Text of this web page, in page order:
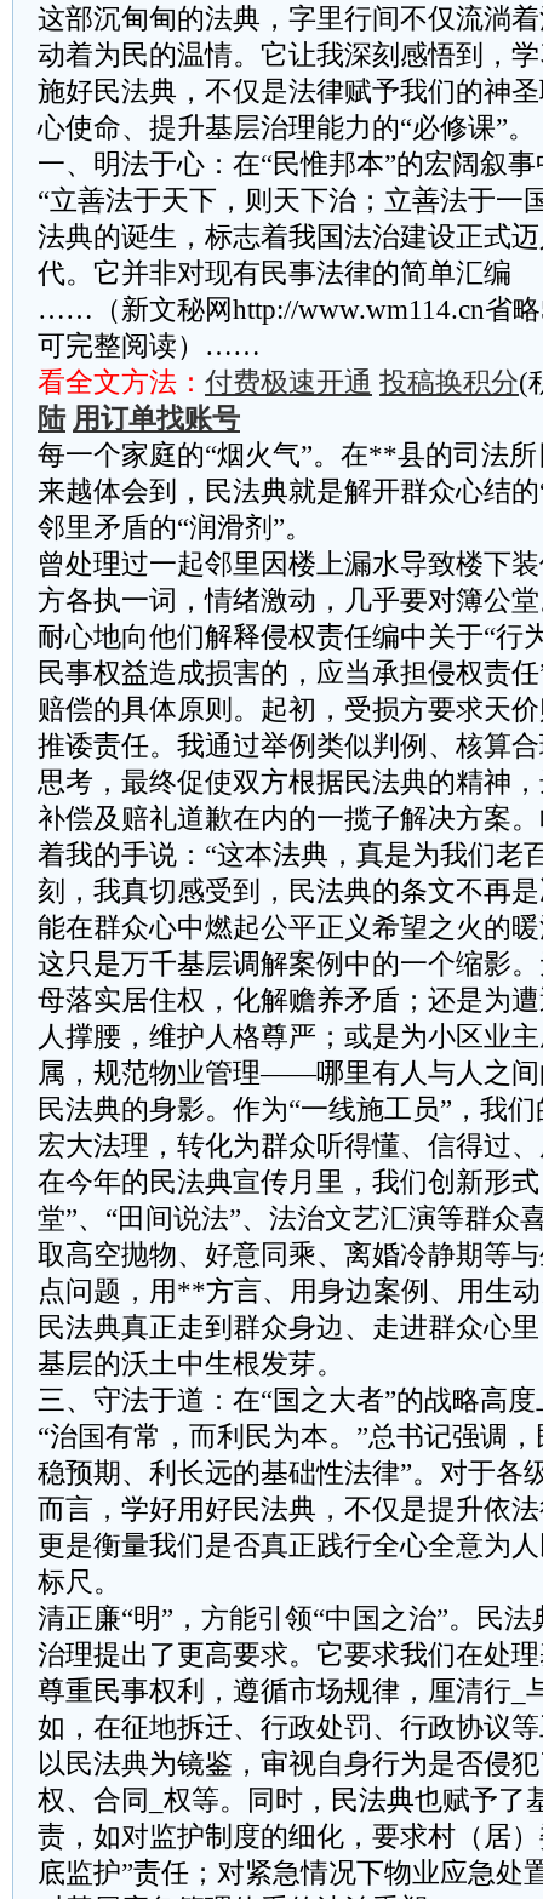
这部沉甸甸的法典，字里行间不仅流淌
动着为民的温情。它让我深刻感悟到，
施好民法典，不仅是法律赋予我们的神
心使命、提升基层治理能力的“必修课”。
一、明法于心：在“民惟邦本”的宏阔叙
“立善法于天下，则天下治；立善法于一
法典的诞生，标志着我国法治建设正式
代。它并非对现有民事法律的简单汇编
……（新文秘网http://www.wm114.cn省
可完整阅读）……
看全文方法： 付费极速开通 投稿换积分(
陆 用订单找账号
每一个家庭的“烟火气”。在**县的司法
来越体会到，民法典就是解开群众心结
邻里矛盾的“润滑剂”。
曾处理过一起邻里因楼上漏水导致楼下
方各执一词，情绪激动，几乎要对簿公
耐心地向他们解释侵权责任编中关于“行
民事权益造成损害的，应当承担侵权责
赔偿的具体原则。起初，受损方要求天
推诿责任。我通过举例类似判例、核算
思考，最终促使双方根据民法典的精神
补偿及赔礼道歉在内的一揽子解决方案
着我的手说：“这本法典，真是为我们老
刻，我真切感受到，民法典的条文不再
能在群众心中燃起公平正义希望之火的
这只是万千基层调解案例中的一个缩影
母落实居住权，化解赡养矛盾；还是为
人撑腰，维护人格尊严；或是为小区业
属，规范物业管理——哪里有人与人之
民法典的身影。作为“一线施工员”，我
宏大法理，转化为群众听得懂、信得过
在今年的民法典宣传月里，我们创新形
堂”、“田间说法”、法治文艺汇演等群众
取高空抛物、好意同乘、离婚冷静期等
点问题，用**方言、用身边案例、用生
民法典真正走到群众身边、走进群众心
基层的沃土中生根发芽。
三、守法于道：在“国之大者”的战略高
“治国有常，而利民为本。”总书记强调
稳预期、利长远的基础性法律”。对于各
而言，学好用好民法典，不仅是提升依
更是衡量我们是否真正践行全心全意为
标尺。
清正廉“明”，方能引领“中国之治”。民
治理提出了更高要求。它要求我们在处
尊重民事权利，遵循市场规律，厘清行_
如，在征地拆迁、行政处罚、行政协议
以民法典为镜鉴，审视自身行为是否侵
权、合同_权等。同时，民法典也赋予了
责，如对监护制度的细化，要求村（居
底监护”责任；对紧急情况下物业应急处